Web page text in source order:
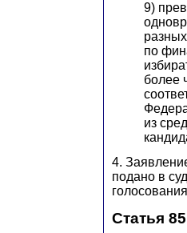
9)
по
более
из
4.
подано в
Статья